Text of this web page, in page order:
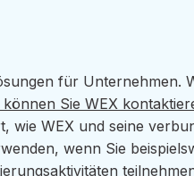
für Unternehmen.
können Sie WEX
WEX und seine
wenn Sie